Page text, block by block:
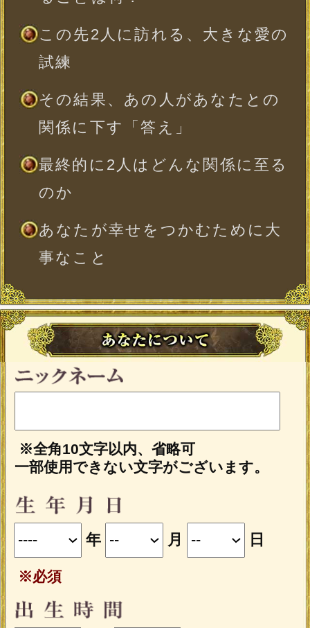
時 分
※出生時間が日を跨ぐ子刻（23：00〜1：
00）の場合、23：00〜0：00（晩子刻）は
盤が表示されます。
一部使用できない文字がございます。
※必須
00）の場合、23：00〜0：00（晩子刻）は
翌日の0：00〜1：00（早子刻）と同じ命